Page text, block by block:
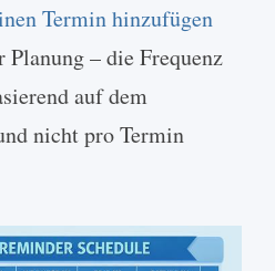
Termin hinzufügen
– die Frequenz
auf dem
nicht pro Termin